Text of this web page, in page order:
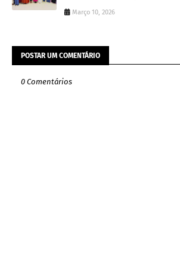
Março 10, 2026
POSTAR UM COMENTÁRIO
0 Comentários